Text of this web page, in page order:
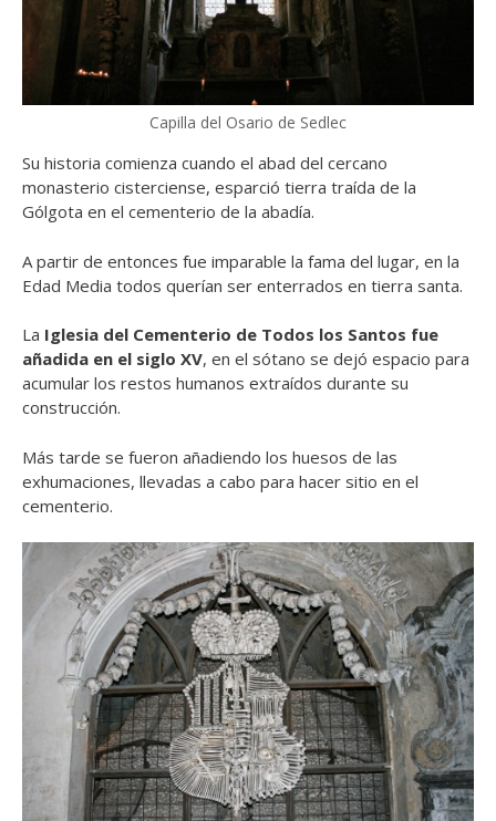
Capilla del Osario de Sedlec
Su historia comienza cuando el abad del cercano
monasterio cisterciense, esparció tierra traída de la
Gólgota en el cementerio de la abadía.
A partir de entonces fue imparable la fama del lugar, en la
Edad Media todos querían ser enterrados en tierra santa.
La Iglesia del Cementerio de Todos los Santos fue
añadida en el siglo XV, en el sótano se dejó espacio para
acumular los restos humanos extraídos durante su
construcción.
Más tarde se fueron añadiendo los huesos de las
exhumaciones, llevadas a cabo para hacer sitio en el
cementerio.